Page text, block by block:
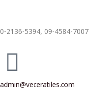
0-2136-5394, 09-4584-7007
admin@veceratiles.com